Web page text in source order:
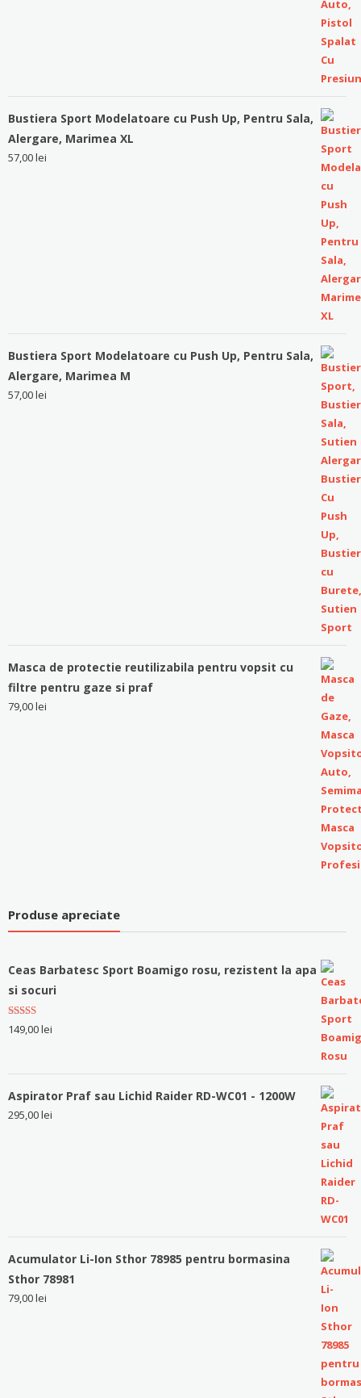
Bustiera Sport Modelatoare cu Push Up, Pentru Sala,
Alergare, Marimea XL
57,00lei
Bustiera Sport Modelatoare cu Push Up, Pentru Sala,
Alergare, Marimea M
57,00lei
Masca de protectie reutilizabila pentru vopsit cu
filtre pentru gaze si praf
79,00lei
Produse apreciate
Ceas Barbatesc Sport Boamigo rosu, rezistent la apa
si socuri
Evaluat la
5.00stele
149,00lei
Aspirator Praf sau Lichid Raider RD-WC01 - 1200W
295,00lei
Acumulator Li-Ion Sthor 78985 pentru bormasina
Sthor 78981
79,00lei